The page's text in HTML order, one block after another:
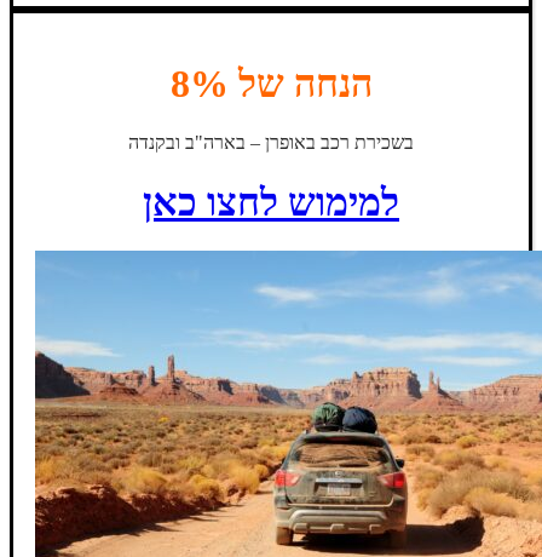
הנחה של 8%
בשכירת רכב באופרן – בארה"ב ובקנדה
למימוש לחצו כאן